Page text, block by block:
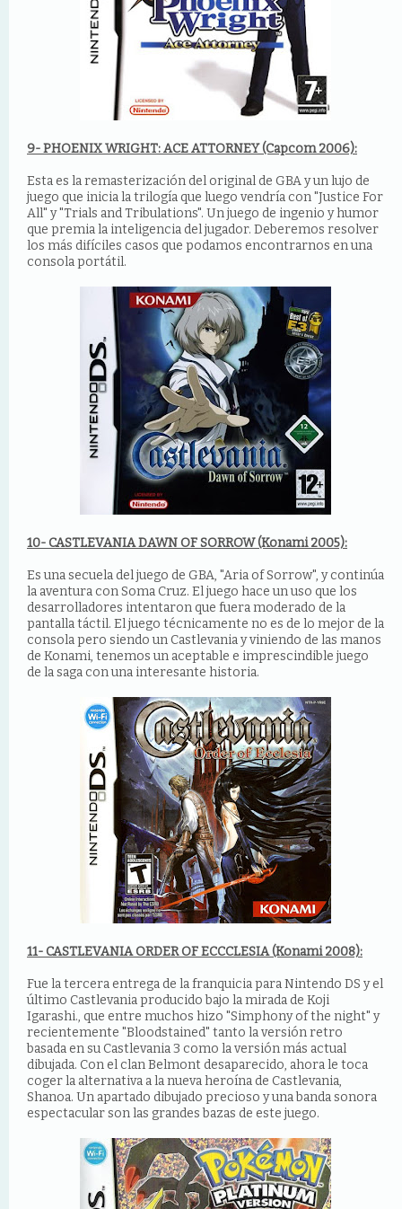
9- PHOENIX WRIGHT: ACE ATTORNEY (Capcom 2006):
Esta es la remasterización del original de GBA y un lujo de
juego que inicia la trilogía que luego vendría con "Justice For
All" y "Trials and Tribulations". Un juego de ingenio y humor
que premia la inteligencia del jugador. Deberemos resolver
los más difíciles casos que podamos encontrarnos en una
consola portátil.
10- CASTLEVANIA DAWN OF SORROW (Konami 2005):
Es una secuela del juego de GBA, "Aria of Sorrow", y continúa
la aventura con Soma Cruz. El juego hace un uso que los
desarrolladores intentaron que fuera moderado de la
pantalla táctil. El juego técnicamente no es de lo mejor de la
consola pero siendo un Castlevania y viniendo de las manos
de Konami, tenemos un aceptable e imprescindible juego
de la saga con una interesante historia.
11- CASTLEVANIA ORDER OF ECCCLESIA (Konami 2008):
Fue la tercera entrega de la franquicia para Nintendo DS y el
último Castlevania producido bajo la mirada de Koji
Igarashi., que entre muchos hizo "Simphony of the night" y
recientemente "Bloodstained" tanto la versión retro
basada en su Castlevania 3 como la versión más actual
dibujada. Con el clan Belmont desaparecido, ahora le toca
coger la alternativa a la nueva heroína de Castlevania,
Shanoa. Un apartado dibujado precioso y una banda sonora
espectacular son las grandes bazas de este juego.